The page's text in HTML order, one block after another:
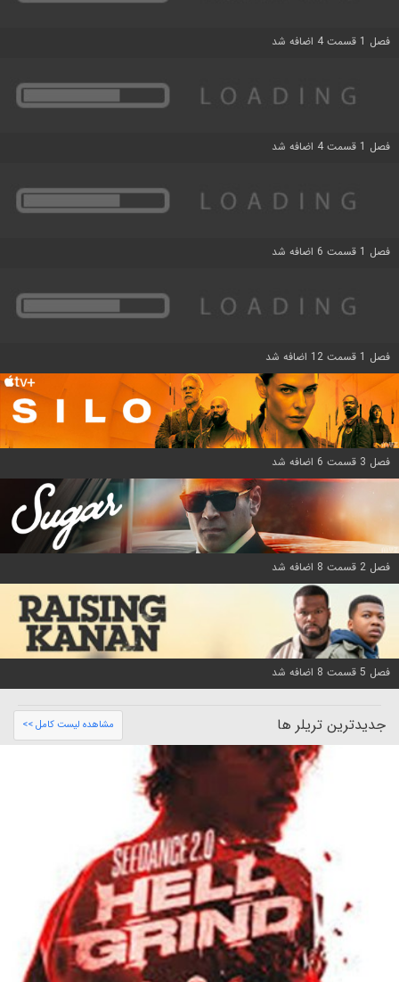
فصل 1 قسمت 4 اضافه شد
فصل 1 قسمت 4 اضافه شد
فصل 1 قسمت 6 اضافه شد
فصل 1 قسمت 12 اضافه شد
فصل 3 قسمت 6 اضافه شد
فصل 2 قسمت 8 اضافه شد
فصل 5 قسمت 8 اضافه شد
جدیدترین تریلر ها مشاهده لیست کامل >>